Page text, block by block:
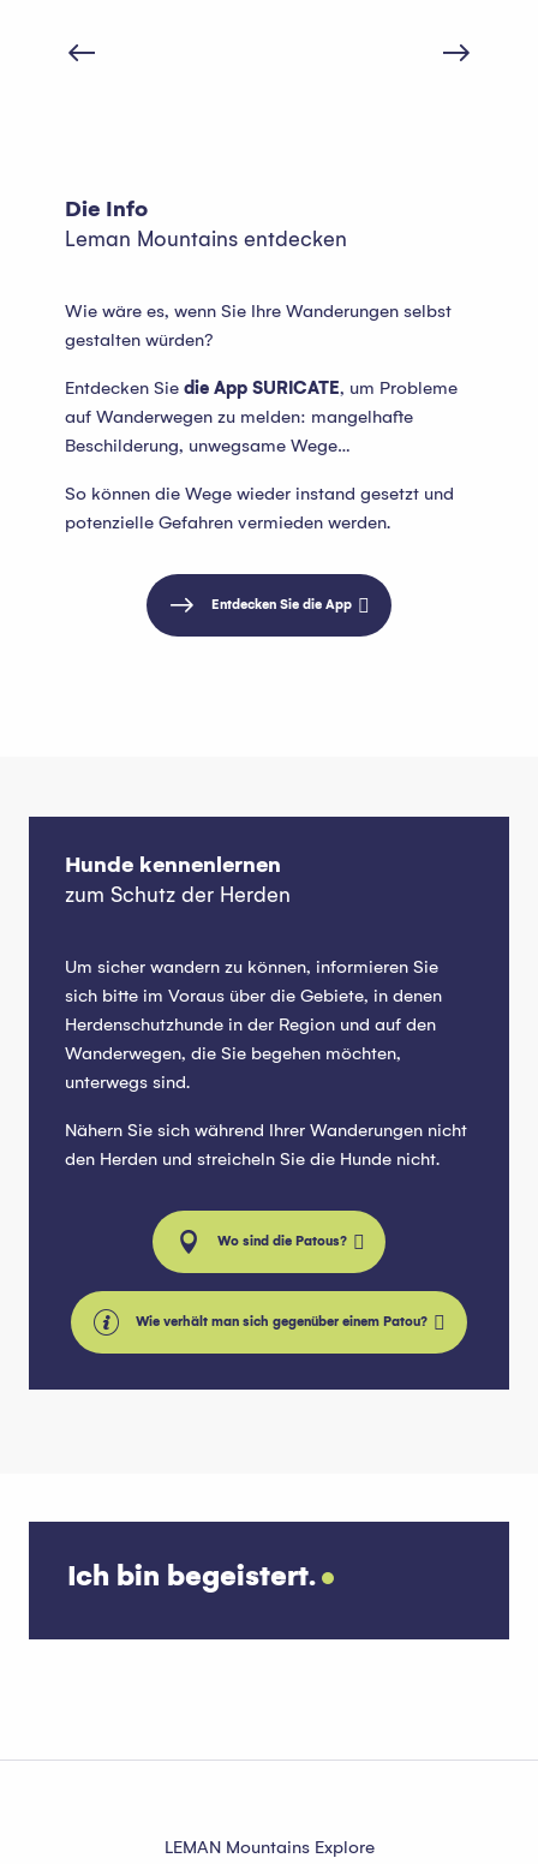
Die Info
Leman Mountains entdecken
Wie wäre es, wenn Sie Ihre Wanderungen selbst
gestalten würden?
Entdecken Sie die App SURICATE, um Probleme
auf Wanderwegen zu melden: mangelhafte
Beschilderung, unwegsame Wege…
So können die Wege wieder instand gesetzt und
potenzielle Gefahren vermieden werden.
Entdecken Sie die App
Hunde kennenlernen
zum Schutz der Herden
Um sicher wandern zu können, informieren Sie
sich bitte im Voraus über die Gebiete, in denen
Herdenschutzhunde in der Region und auf den
Wanderwegen, die Sie begehen möchten,
unterwegs sind.
Nähern Sie sich während Ihrer Wanderungen nicht
den Herden und streicheln Sie die Hunde nicht.
Wo sind die Patous?
Wie verhält man sich gegenüber einem Patou?
Ich bin begeistert.
LEMAN Mountains Explore